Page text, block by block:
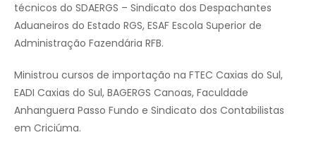
técnicos do SDAERGS – Sindicato dos Despachantes
Aduaneiros do Estado RGS, ESAF Escola Superior de
Administração Fazendária RFB.
Ministrou cursos de importação na FTEC Caxias do Sul,
EADI Caxias do Sul, BAGERGS Canoas, Faculdade
Anhanguera Passo Fundo e Sindicato dos Contabilistas
em Criciúma.